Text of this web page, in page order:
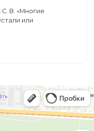
В. «Многие
или